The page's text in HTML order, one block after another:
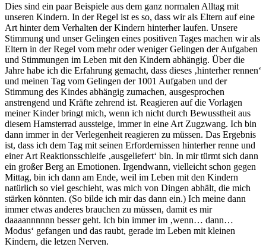
Dies sind ein paar Beispiele aus dem ganz normalen Alltag mit
unseren Kindern. In der Regel ist es so, dass wir als Eltern auf eine
Art hinter dem Verhalten der Kindern hinterher laufen. Unsere
Stimmung und unser Gelingen eines positiven Tages machen wir als
Eltern in der Regel vom mehr oder weniger Gelingen der Aufgaben
und Stimmungen im Leben mit den Kindern abhängig. Über die
Jahre habe ich die Erfahrung gemacht, dass dieses ‚hinterher rennen‘
und meinen Tag vom Gelingen der 1001 Aufgaben und der
Stimmung des Kindes abhängig zumachen, ausgesprochen
anstrengend und Kräfte zehrend ist. Reagieren auf die Vorlagen
meiner Kinder bringt mich, wenn ich nicht durch Bewusstheit aus
diesem Hamsterrad aussteige, immer in eine Art Zugzwang. Ich bin
dann immer in der Verlegenheit reagieren zu müssen. Das Ergebnis
ist, dass ich dem Tag mit seinen Erfordernissen hinterher renne und
einer Art Reaktionsschleife ‚ausgeliefert‘ bin. In mir türmt sich dann
ein großer Berg an Emotionen. Irgendwann, vielleicht schon gegen
Mittag, bin ich dann am Ende, weil im Leben mit den Kindern
natürlich so viel geschieht, was mich von Dingen abhält, die mich
stärken könnten. (So bilde ich mir das dann ein.) Ich meine dann
immer etwas anderes brauchen zu müssen, damit es mir
daaaannnnnn besser geht. Ich bin immer im ‚wenn… dann…
Modus‘ gefangen und das raubt, gerade im Leben mit kleinen
Kindern, die letzen Nerven.